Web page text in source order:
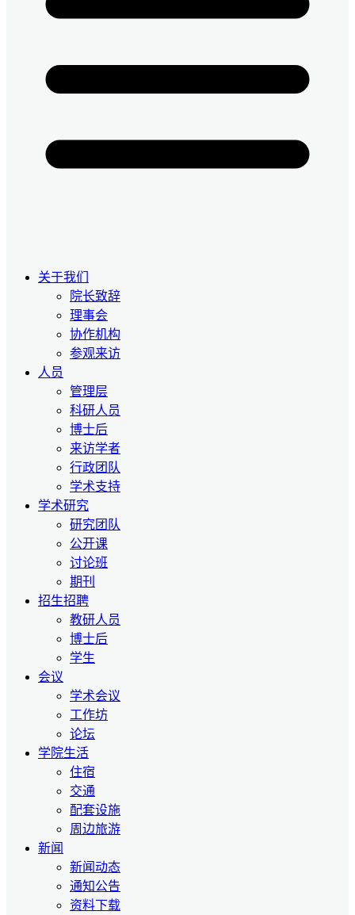
关于我们
院长致辞
理事会
协作机构
参观来访
人员
管理层
科研人员
博士后
来访学者
行政团队
学术支持
学术研究
研究团队
公开课
讨论班
期刊
招生招聘
教研人员
博士后
学生
会议
学术会议
工作坊
论坛
学院生活
住宿
交通
配套设施
周边旅游
新闻
新闻动态
通知公告
资料下载